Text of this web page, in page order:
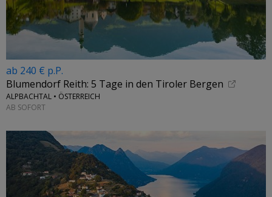
ab 240 € p.P.
Blumendorf Reith: 5 Tage in den Tiroler Bergen
ALPBACHTAL • ÖSTERREICH
AB SOFORT